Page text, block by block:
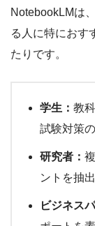
NotebookLMは
る人に特におす
たりです。
学生： 教
試験対策
研究者：
ントを抽
ビジネス